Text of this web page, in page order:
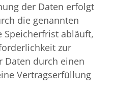
der Daten erfolgt
die genannten
Speicherfrist abläuft,
zur
Daten durch einen
Vertragserfüllung